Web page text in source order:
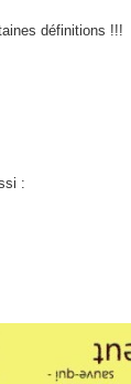
définitions !!!
: